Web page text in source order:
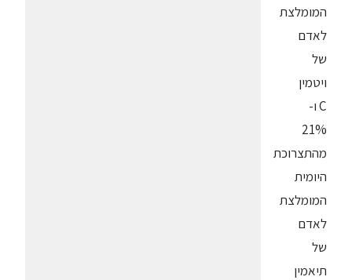
המומלצת
לאדם
של
ויטמין
C ו-
21%
מהתצרוכת
היומית
המומלצת
לאדם
של
תיאמין